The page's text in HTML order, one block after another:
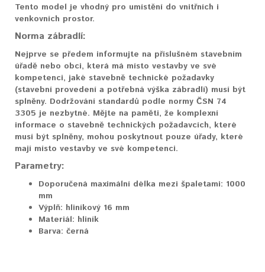
Tento model je vhodný pro umístění do vnitřních i
venkovních prostor.
Norma zábradlí:
Nejprve se předem informujte na příslušném stavebním
úřadě nebo obci, která má místo vestavby ve své
kompetenci, jaké stavebně technické požadavky
(stavební provedení a potřebná výška zábradlí) musí být
splněny. Dodržování standardů podle normy ČSN 74
3305 je nezbytné. Mějte na paměti, že komplexní
informace o stavebně technických požadavcích, které
musí být splněny, mohou poskytnout pouze úřady, které
mají místo vestavby ve své kompetenci.
Parametry:
Doporučená maximální délka mezi špaletami: 1000
mm
Výplň: hliníkový 16 mm
Materiál: hliník
Barva: černá